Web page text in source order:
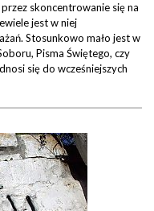
skoncentrowanie się na
jest w niej
Stosunkowo mało jest w
Pisma Świętego, czy
się do wcześniejszych